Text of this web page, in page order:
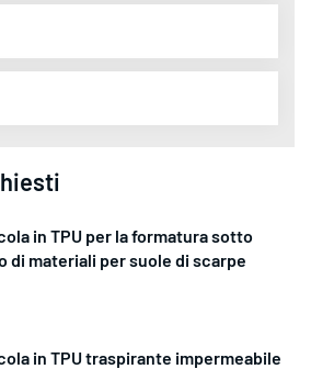
in TPU per la formatura sotto
di materiali per suole di scarpe
in TPU traspirante impermeabile